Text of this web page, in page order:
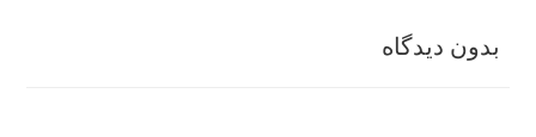
بدون دیدگاه